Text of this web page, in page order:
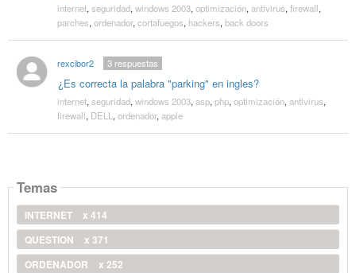
internet, seguridad, windows 2003, optimización, antivirus, firewall,
parches, ordenador, cortafuegos, hackers, back doors
rexcibor2
¿Es correcta la palabra "parking" en ingles?
3respuestas
internet, seguridad, windows 2003, asp, php, optimización, antivirus,
firewall, DELL , ordenador, apple
Temas
INTERNET
x 414
QUESTION
x 371
ORDENADOR
x 252